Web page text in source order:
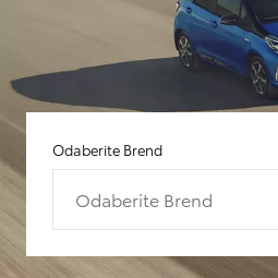
Odaberite Brend
Odaberite Brend